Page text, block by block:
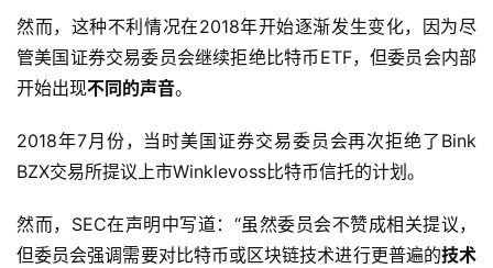
然而，这种不利情况在2018年开始逐渐发生变化，因为尽
管美国证券交易委员会继续拒绝比特币ETF，但委员会内部
开始出现不同的声音。
2018年7月份，当时美国证券交易委员会再次拒绝了Bink
BZX交易所提议上市Winklevoss比特币信托的计划。
然而，SEC在声明中写道：“虽然委员会不赞成相关提议，
但委员会强调需要对比特币或区块链技术进行更普遍的技术